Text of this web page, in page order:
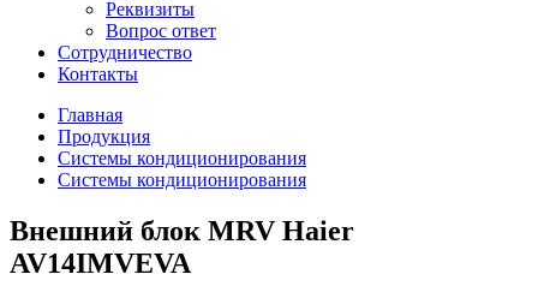
Реквизиты
Вопрос ответ
Сотрудничество
Контакты
Главная
Продукция
Системы кондиционирования
Системы кондиционирования
Внешний блок MRV Haier
AV14IMVEVA